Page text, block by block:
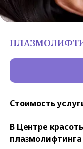
Стоимость
В Центре